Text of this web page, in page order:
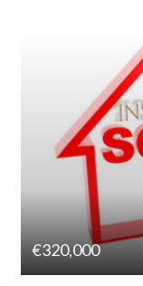
€320,000